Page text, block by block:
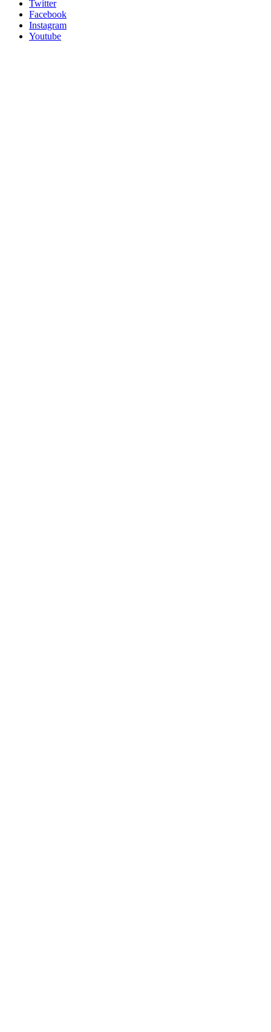
Twitter
Facebook
Instagram
Youtube